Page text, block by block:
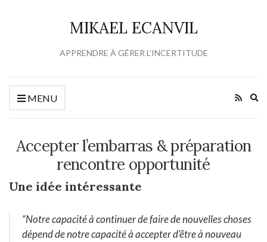
MIKAEL ECANVIL
APPRENDRE À GÉRER L'INCERTITUDE
MENU
Accepter l’embarras & préparation
rencontre opportunité
Une idée intéressante
“Notre capacité à continuer de faire de nouvelles choses
dépend de notre capacité à accepter d’être à nouveau